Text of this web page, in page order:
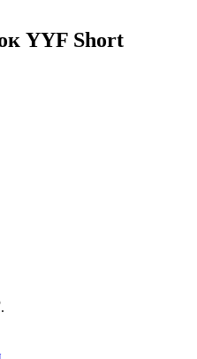
YYF Short
.